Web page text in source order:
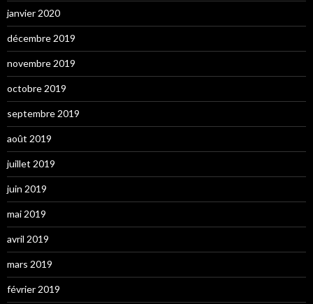
janvier 2020
décembre 2019
novembre 2019
octobre 2019
septembre 2019
août 2019
juillet 2019
juin 2019
mai 2019
avril 2019
mars 2019
février 2019